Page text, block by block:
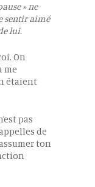
» ne
sentir aimé
lui.
On
me
étaient
pas
de
ton